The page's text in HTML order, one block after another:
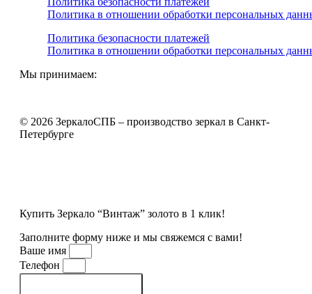
Политика в отношении обработки персональных
Политика безопасности платежей
Политика в отношении обработки персональных
Мы принимаем:
© 2026 ЗеркалоСПБ – производство зеркал в Санкт-
Петербурге
Купить Зеркало “Винтаж” золото в 1 клик!
Заполните форму ниже и мы свяжемся с вами!
Ваше имя
Телефон